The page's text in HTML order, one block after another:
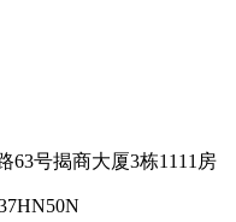
63号揭商大厦3栋1111房